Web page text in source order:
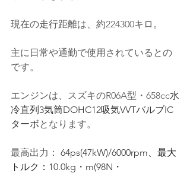
現在の走行距離は、約224300キロ。
主に日常や通勤で使用されているとの
です。
エンジンは、スズキのR06A型・658cc水
冷直列3気筒DOHC12吸気VVTバルブIC
ターボとなります。
最高出力： 64ps(47kW)/6000rpm、最大
トルク： 10.0kg・m(98N・